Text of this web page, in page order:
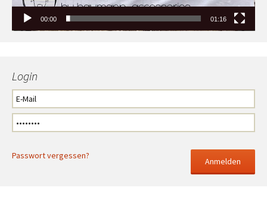
00:00 01:16
Login
Passwort vergessen?